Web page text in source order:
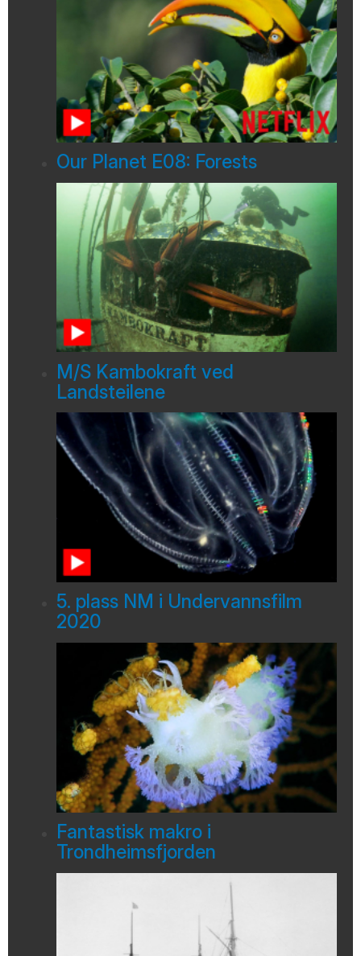
Our Planet E08: Forests
M/S Kambokraft ved
Landsteilene
5. plass NM i Undervannsfilm
2020
Fantastisk makro i
Trondheimsfjorden